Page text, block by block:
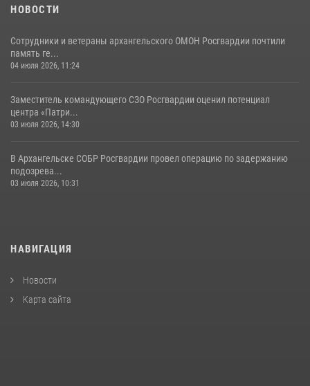
НОВОСТИ
Сотрудники и ветераны архангельского ОМОН Росгвардии почтили
память ге...
04 июля 2026, 11:24
Заместитель командующего СЗО Росгвардии оценил потенциал
центра «Патри...
03 июля 2026, 14:30
В Архангельске СОБР Росгвардии провел операцию по задержанию
подозрева...
03 июля 2026, 10:31
НАВИГАЦИЯ
Новости
Карта сайта